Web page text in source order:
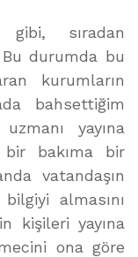
sıradan
durumda bu
kurumların
bahsettiğim
yayına
bir bakıma bir
vatandaşın
almasını
kişileri yayına
ona göre